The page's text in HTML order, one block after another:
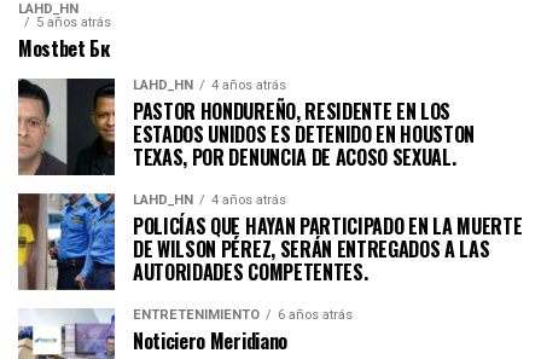
LAHD_HN
5 años atrás
Mostbet Бк
LAHD_HN 4 años atrás
PASTOR HONDUREÑO, RESIDENTE EN LOS
ESTADOS UNIDOS ES DETENIDO EN HOUSTON
TEXAS, POR DENUNCIA DE ACOSO SEXUAL.
LAHD_HN 4 años atrás
POLICÍAS QUE HAYAN PARTICIPADO EN LA MUERTE
DE WILSON PÉREZ, SERÁN ENTREGADOS A LAS
AUTORIDADES COMPETENTES.
ENTRETENIMIENTO 6 años atrás
Noticiero Meridiano